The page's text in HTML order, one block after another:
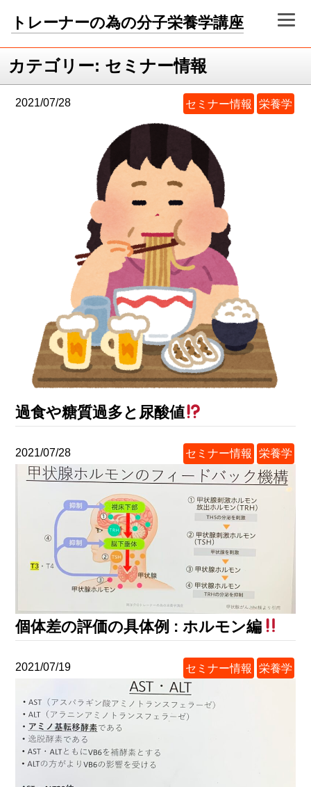
トレーナーの為の分子栄養学講座
カテゴリー: セミナー情報
2021/07/28 セミナー情報 栄養学
過食や糖質過多と尿酸値
2021/07/28 セミナー情報 栄養学
個体差の評価の具体例 : ホルモン編
2021/07/19 セミナー情報 栄養学